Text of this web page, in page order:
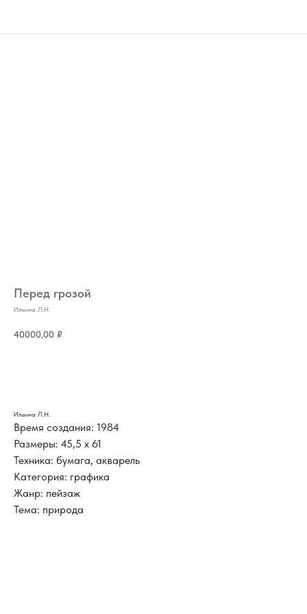
Перед грозой
Ильина Л.Н.
40000,00 ₽
Ильина Л.Н.
Время создания: 1984
Размеры: 45,5 х 61
Техника: бумага, акварель
Категория: графика
Жанр: пейзаж
Тема: природа